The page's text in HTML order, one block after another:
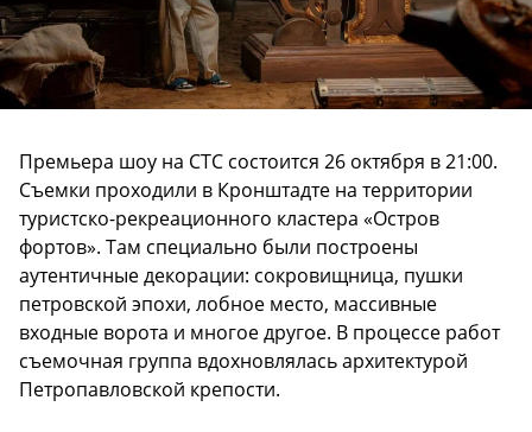
Премьера шоу на СТС состоится 26 октября в 21:00.
Съемки проходили в Кронштадте на территории
туристско-рекреационного кластера «Остров
фортов». Там специально были построены
аутентичные декорации: сокровищница, пушки
петровской эпохи, лобное место, массивные
входные ворота и многое другое. В процессе работ
съемочная группа вдохновлялась архитектурой
Петропавловской крепости.